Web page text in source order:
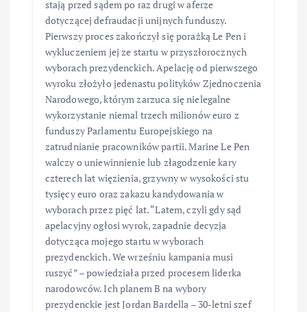
stają przed sądem po raz drugi w aferze
dotyczącej defraudacji unijnych funduszy.
Pierwszy proces zakończył się porażką Le Pen i
wykluczeniem jej ze startu w przyszłorocznych
wyborach prezydenckich. Apelację od pierwszego
wyroku złożyło jedenastu polityków Zjednoczenia
Narodowego, którym zarzuca się nielegalne
wykorzystanie niemal trzech milionów euro z
funduszy Parlamentu Europejskiego na
zatrudnianie pracowników partii. Marine Le Pen
walczy o uniewinnienie lub złagodzenie kary
czterech lat więzienia, grzywny w wysokości stu
tysięcy euro oraz zakazu kandydowania w
wyborach przez pięć lat. “Latem, czyli gdy sąd
apelacyjny ogłosi wyrok, zapadnie decyzja
dotycząca mojego startu w wyborach
prezydenckich. We wrześniu kampania musi
ruszyć” – powiedziała przed procesem liderka
narodowców. Ich planem B na wybory
prezydenckie jest Jordan Bardella – 30-letni szef